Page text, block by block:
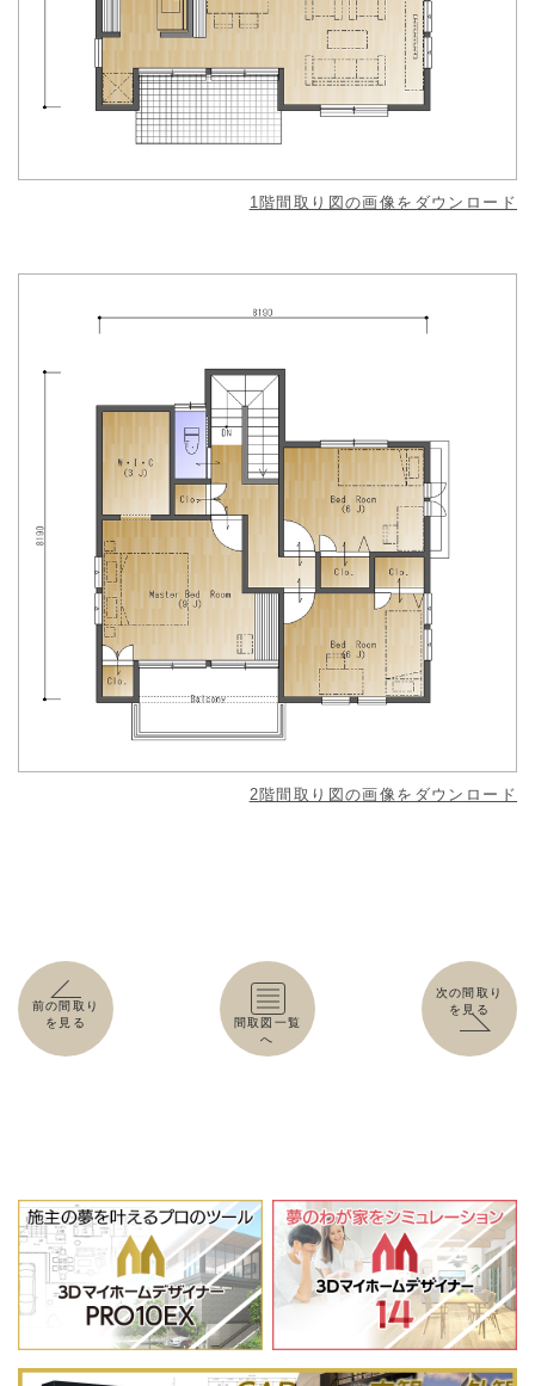
1階間取り図の画像をダウンロード
2階間取り図の画像をダウンロード
前の間取り
を見る
間取図一覧
へ
次の間取り
を見る